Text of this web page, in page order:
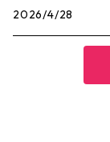
2026/4/28